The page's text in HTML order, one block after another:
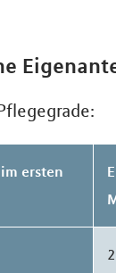
ersten